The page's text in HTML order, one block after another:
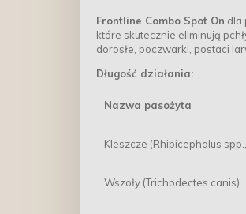
Frontline Combo Spot On dla
które skutecznie eliminują
dorosłe, poczwarki, postaci
Długość działania:
Nazwa pasożyta
Kleszcze (Rhipicephalus
Wszoły (Trichodectes canis)